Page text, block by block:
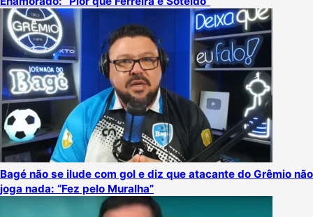
Bagé não se ilude com gol e diz que atacante do Grêmio não
joga nada: “Fez pelo Muralha”